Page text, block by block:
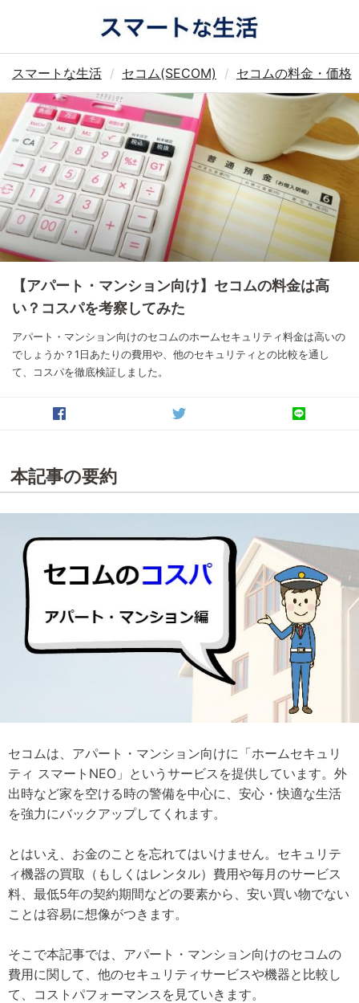
スマートな生活 セコム(SECOM) セコムの料金・価格
【アパート・マンション向け】セコムの料金は高
い？コスパを考察してみた
アパート・マンション向けのセコムのホームセキュリティ料金は高いの
でしょうか？1日あたりの費用や、他のセキュリティとの比較を通し
て、コスパを徹底検証しました。
本記事の要約
セコムは、アパート・マンション向けに「ホームセキュリ
ティ スマートNEO」というサービスを提供しています。外
出時など家を空ける時の警備を中心に、安心・快適な生活
を強力にバックアップしてくれます。
とはいえ、お金のことを忘れてはいけません。セキュリテ
ィ機器の買取（もしくはレンタル）費用や毎月のサービス
料、最低5年の契約期間などの要素から、安い買い物でない
ことは容易に想像がつきます。
そこで本記事では、アパート・マンション向けのセコムの
費用に関して、他のセキュリティサービスや機器と比較し
て、コストパフォーマンスを見ていきます。